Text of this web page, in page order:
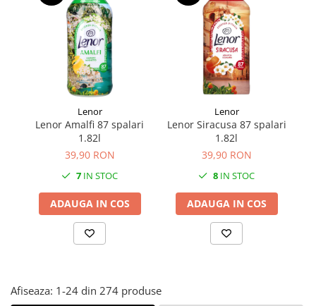
Făină italiană
Condimente & Sare
Zahăr & Îndulcitori
Lapte & Condensat
Gran Cucina
Creme & Esente
Paste Italiene
Orez & Polenta
Lenor
Lenor Amalfi 87 spalari
1.82l
39,90 RON
7 IN STOC
ADAUGA IN COS
Lenor
Lenor Siracusa 87 spalari
1.82l
39,90 RON
8 IN STOC
ADAUGA IN COS
Afiseaza: 1-24 din 274 produse